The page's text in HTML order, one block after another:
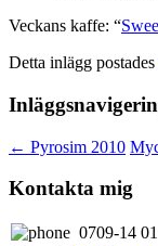
Veckans kaffe: “
Detta inlägg postades
← Pyrosim 2010
Kontakta mig
0709-14